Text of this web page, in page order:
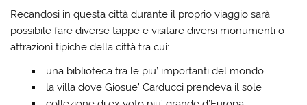
Recandosi in questa città durante il proprio viaggio sarà
possibile fare diverse tappe e visitare diversi monumenti o
attrazioni tipiche della città tra cui:
una biblioteca tra le piu’ importanti del mondo
la villa dove Giosue’ Carducci prendeva il sole